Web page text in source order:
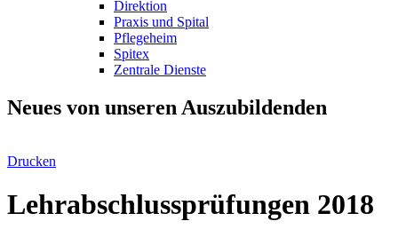
Direktion
Praxis und Spital
Pflegeheim
Spitex
Zentrale Dienste
Neues von unseren Auszubildenden
Drucken
Lehrabschlussprüfungen 2018